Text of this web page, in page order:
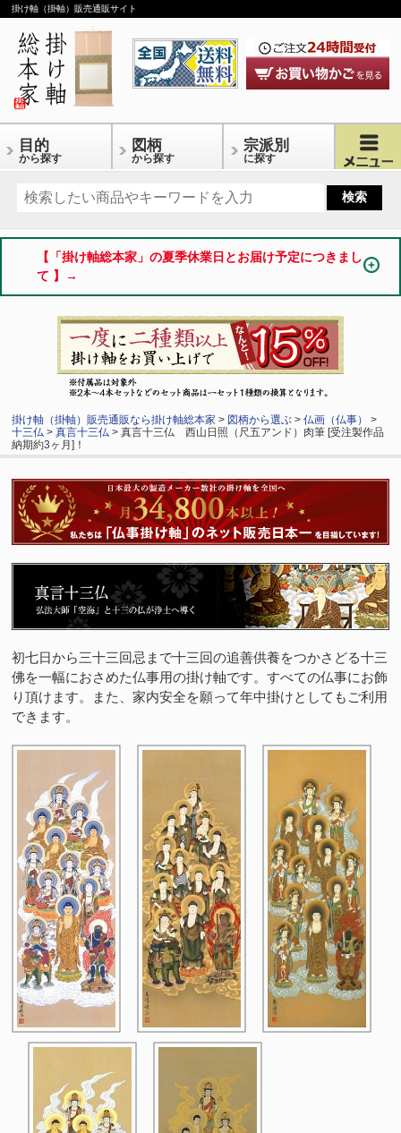
掛け軸（掛軸）販売通販サイト
目的
から探す
図柄
から探す
宗派別
に探す
【「掛け軸総本家」の夏季休業日とお届け予定につきまし
て 】→
掛け軸（掛軸）販売通販なら掛け軸総本家 > 図柄から選ぶ >仏画（仏事）
>
十三仏 >真言十三仏 > 真言十三仏 西山日照（尺五アンド）肉筆 [受注製作品
納期約3ヶ月]！
初七日から三十三回忌まで十三回の追善供養をつかさどる十三
佛を一幅におさめた仏事用の掛け軸です。すべての仏事にお飾
り頂けます。また、家内安全を願って年中掛けとしてもご利用
できます。